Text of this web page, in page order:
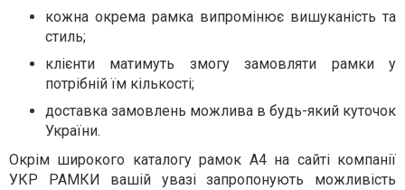
кожна окрема рамка випромінює вишуканість та
стиль;
клієнти матимуть змогу замовляти рамки у
потрібній їм кількості;
доставка замовлень можлива в будь-який куточок
України.
Окрім широкого каталогу рамок А4 на сайті компанії
УКР РАМКИ вашій увазі запропонують можливість